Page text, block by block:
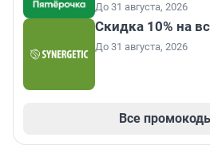
До 31 августа, 2026
Скидка 10% на
До 31 августа, 2026
Все